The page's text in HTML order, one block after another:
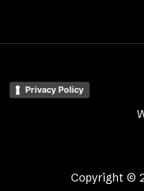
Copyright ©
Privacy Policy